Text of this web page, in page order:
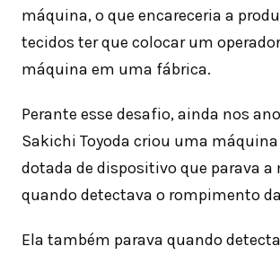
máquina, o que encareceria a
tecidos ter que colocar um
máquina em uma fábrica.
Perante esse desafio, ainda nos
Sakichi Toyoda criou uma
dotada de dispositivo que parava a
quando detectava o rompimento
Ela também parava quando